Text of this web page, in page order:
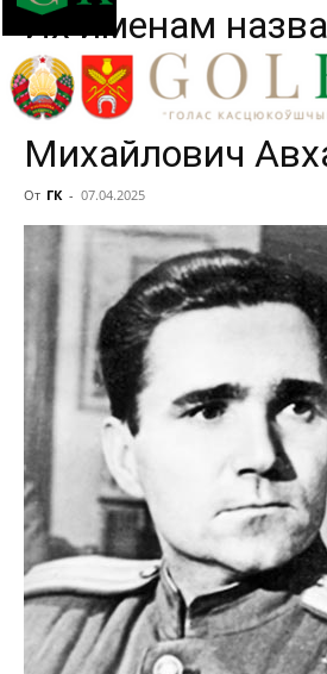
Их именам
улицы. Герой
Союза Феодосий
Михайлович
От ГК - 07.04.2025